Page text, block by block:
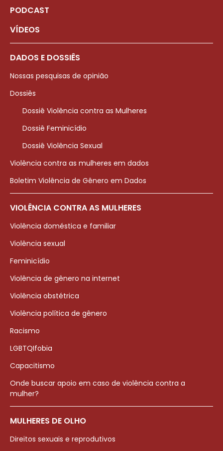
PODCAST
VÍDEOS
DADOS E DOSSIÊS
Nossas pesquisas de opinião
Dossiês
Dossiê Violência contra as Mulheres
Dossiê Feminicídio
Dossiê Violência Sexual
Violência contra as mulheres em dados
Boletim Violência de Gênero em Dados
VIOLÊNCIA CONTRA AS MULHERES
Violência doméstica e familiar
Violência sexual
Feminicídio
Violência de gênero na internet
Violência obstétrica
Violência política de gênero
Racismo
LGBTQIfobia
Capacitismo
Onde buscar apoio em caso de violência contra a
mulher?
MULHERES DE OLHO
Direitos sexuais e reprodutivos